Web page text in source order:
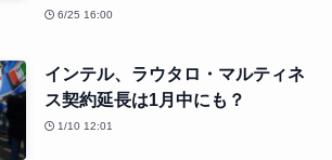
6/25 16:00
インテル、ラウタロ・マルティネ
ス契約延長は1月中にも？
1/10 12:01